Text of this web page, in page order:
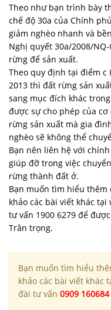
Theo như bạn trình bày
chế độ 30a của Chính
giảm nghèo nhanh và
Nghị quyết 30a/2008/
rừng để sản xuất.
Theo quy định tại điểm c
2013 thì đất rừng sản
sang mục đích khác
được sự cho phép của
rừng sản xuất mà gia
nghèo sẽ không thể
Bạn nên liên hệ với
giúp đỡ trong việc
rừng thành đất ở.
Bạn muốn tìm hiểu thêm
khảo các bài viết khác
tư vấn 1900 6279 để
Trân trọng.
Bạn muốn tìm hiểu
khảo các bài viết khác
đài tư vấn 0909 160684